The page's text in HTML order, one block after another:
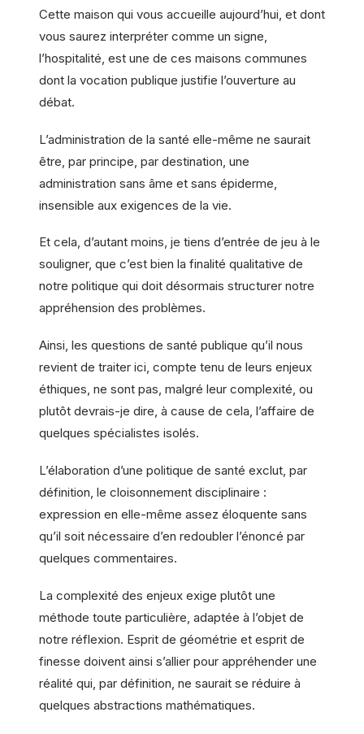
Cette maison qui vous accueille aujourd’hui, et dont
vous saurez interpréter comme un signe,
l’hospitalité, est une de ces maisons communes
dont la vocation publique justifie l’ouverture au
débat.
L’administration de la santé elle-même ne saurait
être, par principe, par destination, une
administration sans âme et sans épiderme,
insensible aux exigences de la vie.
Et cela, d’autant moins, je tiens d’entrée de jeu à le
souligner, que c’est bien la finalité qualitative de
notre politique qui doit désormais structurer notre
appréhension des problèmes.
Ainsi, les questions de santé publique qu’il nous
revient de traiter ici, compte tenu de leurs enjeux
éthiques, ne sont pas, malgré leur complexité, ou
plutôt devrais-je dire, à cause de cela, l’affaire de
quelques spécialistes isolés.
L’élaboration d’une politique de santé exclut, par
définition, le cloisonnement disciplinaire :
expression en elle-même assez éloquente sans
qu’il soit nécessaire d’en redoubler l’énoncé par
quelques commentaires.
La complexité des enjeux exige plutôt une
méthode toute particulière, adaptée à l’objet de
notre réflexion. Esprit de géométrie et esprit de
finesse doivent ainsi s’allier pour appréhender une
réalité qui, par définition, ne saurait se réduire à
quelques abstractions mathématiques.